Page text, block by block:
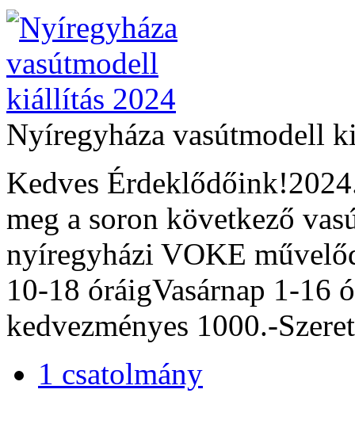
Nyíregyháza vasútmodell
Kedves
meg a soron következő
nyíregyházi VOKE
10-18 óráigVasárnap 1-16
kedvezményes 1000.-
1 csatolmány